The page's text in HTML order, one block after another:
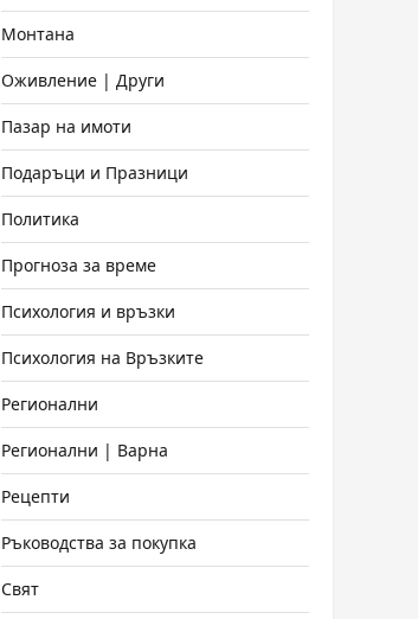
Монтана
Оживление | Други
Пазар на имоти
Подаръци и Празници
Политика
Прогноза за време
Психология и връзки
Психология на Връзките
Регионални
Регионални | Варна
Рецепти
Ръководства за покупка
Свят